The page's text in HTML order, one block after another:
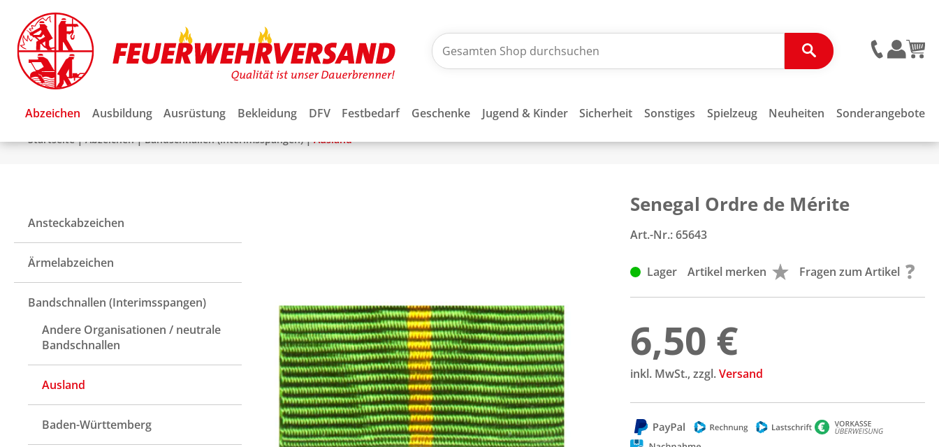
Abzeichen Ausbildung Ausrüstung Bekleidung DFV Festbedarf Geschenke Jugend & Kinder Sicherheit Sonstiges Spielzeug Neuheiten Sonderangebote
Startseite|Abzeichen|Bandschnallen (Interimsspangen)|Ausland
Ansteckabzeichen
Ärmelabzeichen
Bandschnallen (Interimsspangen)
Andere Organisationen / neutrale
Bandschnallen
Ausland
Baden-Württemberg
Senegal Ordre de Mérite
Art.-Nr.:65643
Lager Artikel merken Fragen zum Artikel
6,50 €
inkl. MwSt., zzgl.Versand